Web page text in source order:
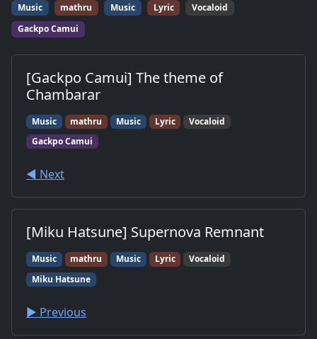
Music mathru Music Lyric
Vocaloid
Gackpo Camui
[Gackpo Camui] The theme of
Chambarar
Music mathru Music Lyric
Vocaloid
Gackpo Camui
◀︎ Next
[Miku Hatsune] Supernova Remnant
Music mathru Music Lyric
Vocaloid
Miku Hatsune
▶︎ Previous